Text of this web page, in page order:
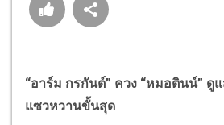
“อาร์ม กรกันต์” ควง “หมอตินน์” ดู
แซวหวานขั้นสุด